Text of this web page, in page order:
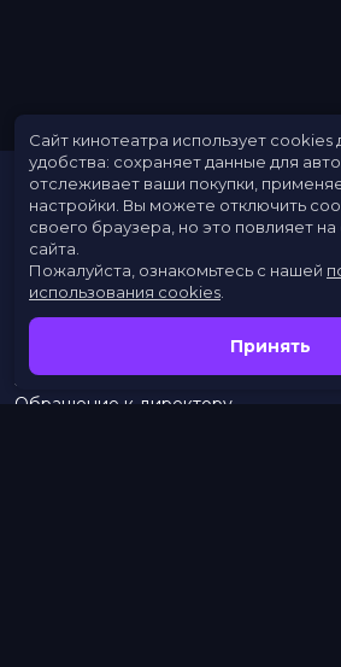
Расписание
Скоро в кино
Заведения
Обращение к директору
Сайт кинотеатра использует cookies
удобства: сохраняет данные для
отслеживает ваши покупки,
настройки. Вы можете отключить
своего браузера, но это повлияет
сайта.
Пожалуйста, ознакомьтесь с нашей
использования cookies
Принять